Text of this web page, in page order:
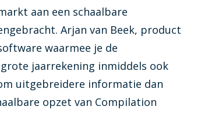
aan een schaalbare
Arjan van Beek, product
waarmee je de
jaarrekening inmiddels ook
uitgebreidere informatie dan
opzet van Compilation